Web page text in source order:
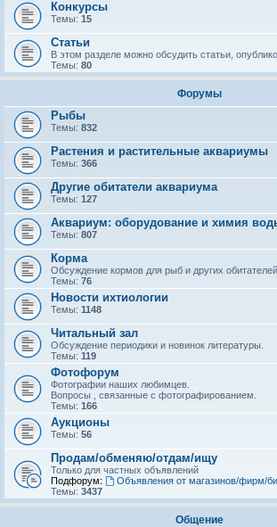
Конкурсы
Темы: 15
Статьи
В этом разделе можно обсудить статьи,
Темы: 80
Форумы
Рыбы
Темы: 832
Растения и растительные аквариумы
Темы: 366
Другие обитатели аквариума
Темы: 127
Аквариум: оборудование и химия
Темы: 807
Корма
Обсуждение кормов для рыб и других
Темы: 76
Новости ихтиологии
Темы: 1148
Читальный зал
Обсуждение периодики и новинок литературы.
Темы: 119
Фотофорум
Фотографии наших любимцев.
Вопросы , связанные с фотографированием.
Темы: 166
Аукционы
Темы: 56
Продам/обменяю/отдам/ищу
Только для частных объявлений
Подфорум:
Объявления от магазинов/фирм/
Темы: 3437
Общение